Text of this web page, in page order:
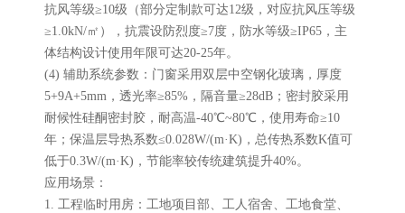
抗风等级≥10级（部分定制款可达12级，对应抗风压等级
≥1.0kN/㎡），抗震设防烈度≥7度，防水等级≥IP65，主
体结构设计使用年限可达20-25年。
(4) 辅助系统参数：门窗采用双层中空钢化玻璃，厚度
5+9A+5mm，透光率≥85%，隔音量≥28dB；密封胶采用
耐候性硅酮密封胶，耐高温-40℃~80℃，使用寿命≥10
年；保温层导热系数≤0.028W/(m·K)，总传热系数K值可
低于0.3W/(m·K)，节能率较传统建筑提升40%。
应用场景：
1. 工程临时用房：工地项目部、工人宿舍、工地食堂、